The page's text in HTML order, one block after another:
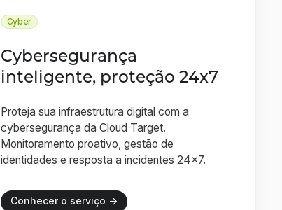
Cyber
Cybersegurança
inteligente, proteção 24x7
Proteja sua infraestrutura digital com a
cybersegurança da Cloud Target.
Monitoramento proativo, gestão de
identidades e resposta a incidentes 24x7.
Conhecer o serviço →